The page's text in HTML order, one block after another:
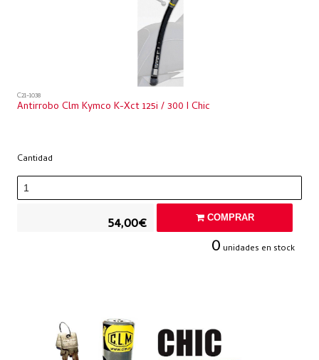
C21-1038
Antirrobo Clm Kymco K-Xct 125i / 300 I Chic
Cantidad
54,00€ COMPRAR
0 unidades en stock